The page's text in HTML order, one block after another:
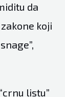
da
koji
listu”